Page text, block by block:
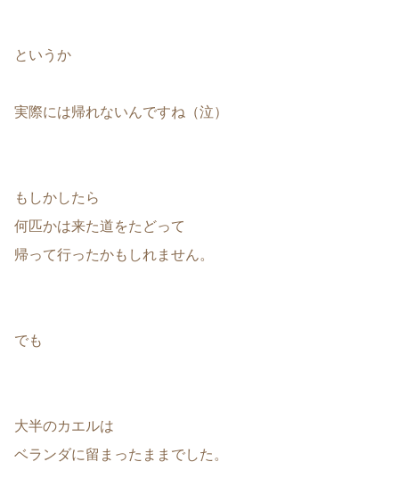
というか
実際には帰れないんですね（泣）
もしかしたら
何匹かは来た道をたどって
帰って行ったかもしれません。
でも
大半のカエルは
ベランダに留まったままでした。